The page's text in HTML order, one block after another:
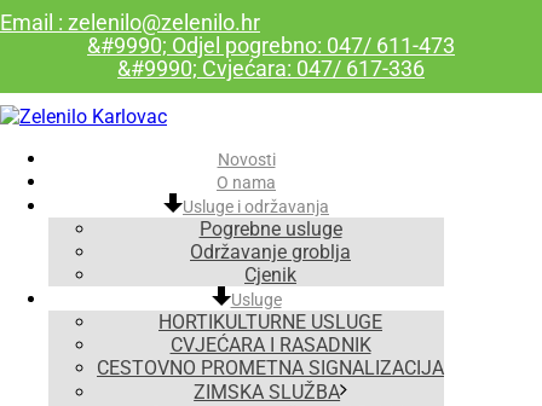
Email : zelenilo@zelenilo.hr
&#9990; Odjel pogrebno: 047/ 611-473
&#9990; Cvjećara: 047/ 617-336
Novosti
O nama
Usluge i održavanja
Pogrebne usluge
Održavanje groblja
Cjenik
Usluge
HORTIKULTURNE USLUGE
CVJEĆARA I RASADNIK
CESTOVNO PROMETNA SIGNALIZACIJA
ZIMSKA SLUŽBA